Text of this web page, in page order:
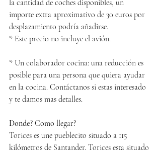
la cantidad de coches disponibles, un
importe extra aproximativo de 30 euros por
desplazamiento podría añadirse.
* Este precio no incluye el avión.
* Un colaborador cocina: una reducción es
posible para una persona que quiera ayudar
en la cocina. Contáctanos si estas interesado
y te damos mas detalles.
Donde? Como llegar?
Torices es une pueblecito situado a 115
kilómetros de Santander. Torices esta situado